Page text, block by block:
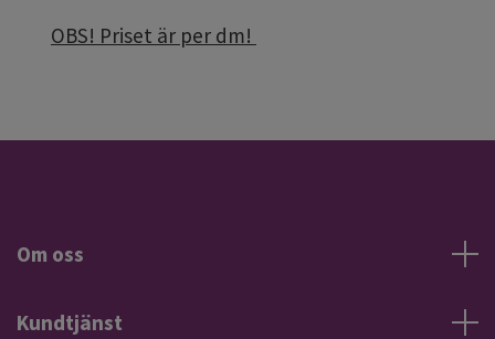
OBS! Priset är per dm!
Om oss
Kundtjänst